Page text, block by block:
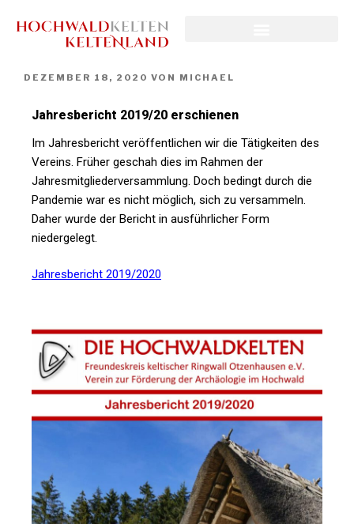
DEZEMBER 18, 2020 VON MICHAEL
Jahresbericht 2019/20 erschienen
Im Jahresbericht veröffentlichen wir die Tätigkeiten des
Vereins. Früher geschah dies im Rahmen der
Jahresmitgliederversammlung. Doch bedingt durch die
Pandemie war es nicht möglich, sich zu versammeln.
Daher wurde der Bericht in ausführlicher Form
niedergelegt.
Jahresbericht 2019/2020